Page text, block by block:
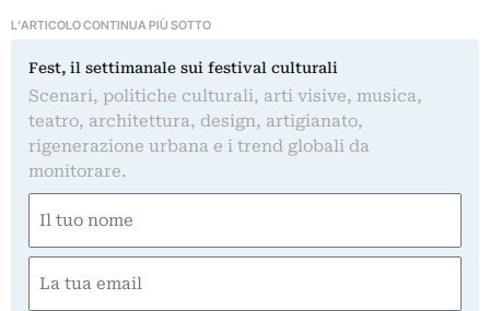
L'ARTICOLO CONTINUA PIÙ SOTTO
Fest, il settimanale sui festival culturali
Scenari, politiche culturali, arti visive, musica,
teatro, architettura, design, artigianato,
rigenerazione urbana e i trend globali da
monitorare.
(Required)
First
(Required)